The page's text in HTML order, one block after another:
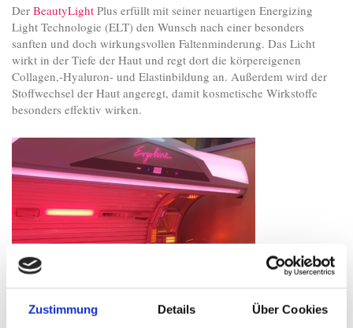
Zustimmung Details Über Cookies
Der BeautyLight Plus erfüllt mit seiner neuartigen Energizing
Light Technologie (ELT) den Wunsch nach einer besonders
sanften und doch wirkungsvollen Faltenminderung. Das Licht
wirkt in der Tiefe der Haut und regt dort die körpereigenen
Collagen,-Hyaluron- und Elastinbildung an. Außerdem wird der
Stoffwechsel der Haut angeregt, damit kosmetische Wirkstoffe
besonders effektiv wirken.